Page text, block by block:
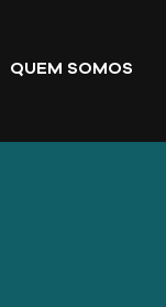
QUEM SOMOS